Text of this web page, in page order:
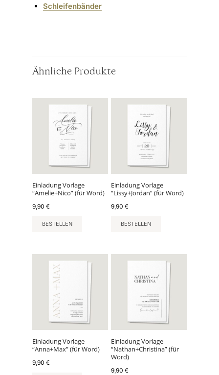
Schleifenbänder
Ähnliche Produkte
Einladung Vorlage
“Amelie+Nico” (für Word)
9,90 €
BESTELLEN
Einladung Vorlage
“Lissy+Jordan” (für Word)
9,90€
BESTELLEN
Einladung Vorlage
“Anna+Max” (für Word)
9,90 €
Einladung Vorlage
“Nathan+Christina” (für
Word)
9,90€